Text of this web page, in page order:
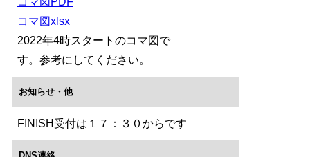
コマ図xlsx
2022年4時スタートのコマ図で
す。参考にしてください。
お知らせ・他
FINISH受付は１７：３０からです